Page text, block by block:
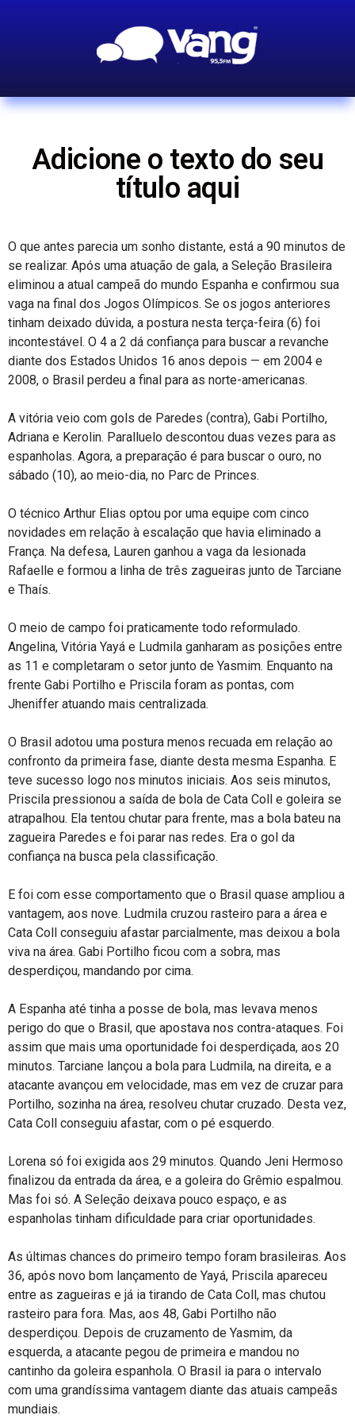
Adicione o texto do seu
título aqui
O que antes parecia um sonho distante, está a 90 minutos de
se realizar. Após uma atuação de gala, a Seleção Brasileira
eliminou a atual campeã do mundo Espanha e confirmou sua
vaga na final dos Jogos Olímpicos. Se os jogos anteriores
tinham deixado dúvida, a postura nesta terça-feira (6) foi
incontestável. O 4 a 2 dá confiança para buscar a revanche
diante dos Estados Unidos 16 anos depois — em 2004 e
2008, o Brasil perdeu a final para as norte-americanas.
A vitória veio com gols de Paredes (contra), Gabi Portilho,
Adriana e Kerolin. Paralluelo descontou duas vezes para as
espanholas. Agora, a preparação é para buscar o ouro, no
sábado (10), ao meio-dia, no Parc de Princes.
O técnico Arthur Elias optou por uma equipe com cinco
novidades em relação à escalação que havia eliminado a
França. Na defesa, Lauren ganhou a vaga da lesionada
Rafaelle e formou a linha de três zagueiras junto de Tarciane
e Thaís.
O meio de campo foi praticamente todo reformulado.
Angelina, Vitória Yayá e Ludmila ganharam as posições entre
as 11 e completaram o setor junto de Yasmim. Enquanto na
frente Gabi Portilho e Priscila foram as pontas, com
Jheniffer atuando mais centralizada.
O Brasil adotou uma postura menos recuada em relação ao
confronto da primeira fase, diante desta mesma Espanha. E
teve sucesso logo nos minutos iniciais. Aos seis minutos,
Priscila pressionou a saída de bola de Cata Coll e goleira se
atrapalhou. Ela tentou chutar para frente, mas a bola bateu na
zagueira Paredes e foi parar nas redes. Era o gol da
confiança na busca pela classificação.
E foi com esse comportamento que o Brasil quase ampliou a
vantagem, aos nove. Ludmila cruzou rasteiro para a área e
Cata Coll conseguiu afastar parcialmente, mas deixou a bola
viva na área. Gabi Portilho ficou com a sobra, mas
desperdiçou, mandando por cima.
A Espanha até tinha a posse de bola, mas levava menos
perigo do que o Brasil, que apostava nos contra-ataques. Foi
assim que mais uma oportunidade foi desperdiçada, aos 20
minutos. Tarciane lançou a bola para Ludmila, na direita, e a
atacante avançou em velocidade, mas em vez de cruzar para
Portilho, sozinha na área, resolveu chutar cruzado. Desta vez,
Cata Coll conseguiu afastar, com o pé esquerdo.
Lorena só foi exigida aos 29 minutos. Quando Jeni Hermoso
finalizou da entrada da área, e a goleira do Grêmio espalmou.
Mas foi só. A Seleção deixava pouco espaço, e as
espanholas tinham dificuldade para criar oportunidades.
As últimas chances do primeiro tempo foram brasileiras. Aos
36, após novo bom lançamento de Yayá, Priscila apareceu
entre as zagueiras e já ia tirando de Cata Coll, mas chutou
rasteiro para fora. Mas, aos 48, Gabi Portilho não
desperdiçou. Depois de cruzamento de Yasmim, da
esquerda, a atacante pegou de primeira e mandou no
cantinho da goleira espanhola. O Brasil ia para o intervalo
com uma grandíssima vantagem diante das atuais campeãs
mundiais.